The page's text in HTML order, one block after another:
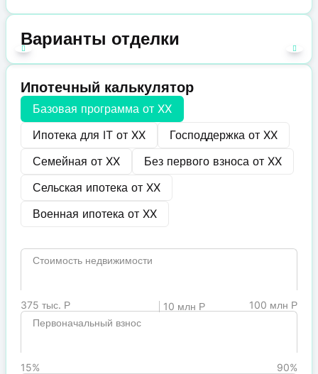
Варианты отделки
Ипотечный калькулятор
Базовая программа от XX
Ипотека для IT от XX Господдержка от XX
Семейная от XX Без первого взноса от XX
Сельская ипотека от XX
Военная ипотека от XX
Стоимость недвижимости
375 тыс. Р 10 млн Р
100 млн Р
Первоначальный взнос
15%
90%